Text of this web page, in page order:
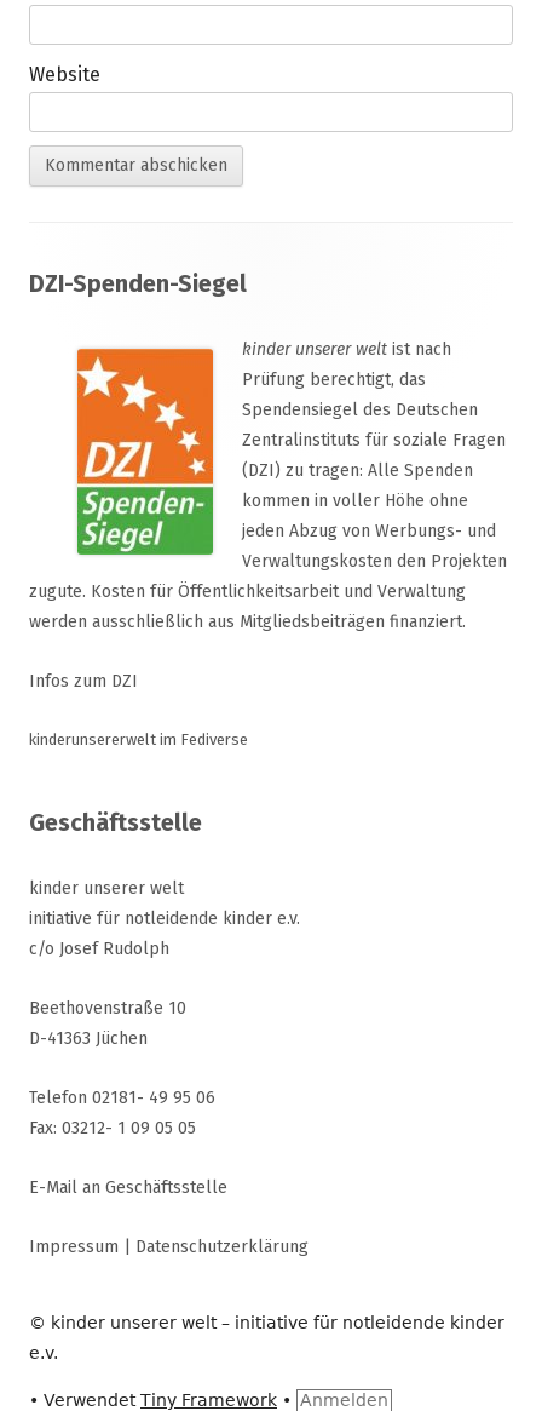
Website
Inhalt
DZI-Spenden-Siegel
kinder unserer welt ist nach
Prüfung berechtigt, das
Spendensiegel des Deutschen
Zentralinstituts für soziale Fragen
(DZI) zu tragen: Alle Spenden
kommen in voller Höhe ohne
jeden Abzug von Werbungs- und
Verwaltungskosten den Projekten
zugute. Kosten für Öffentlichkeitsarbeit und Verwaltung
werden ausschließlich aus Mitgliedsbeiträgen finanziert.
Infos zum DZI
kinderunsererwelt im Fediverse
Geschäftsstelle
kinder unserer welt
initiative für notleidende kinder e.v.
c/o Josef Rudolph
Beethovenstraße 10
D-41363 Jüchen
Telefon 02181- 49 95 06
Fax: 03212- 1 09 05 05
E-Mail an Geschäftsstelle
Impressum Datenschutzerklärung
© kinder unserer welt – initiative für notleidende kinder
e.v.
• VerwendetTiny Framework • Anmelden